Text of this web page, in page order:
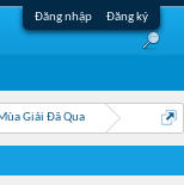
Đăng nhập Đăng ký
Giải Đã Qua